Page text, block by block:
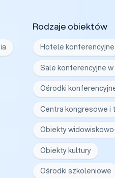
Rodzaje obiektów
Hotele konferencyjne
Sale konferencyjne w
Ośrodki
Centra kongresowe i
Obiekty
Obiekty kultury
Ośrodki szkoleniowe